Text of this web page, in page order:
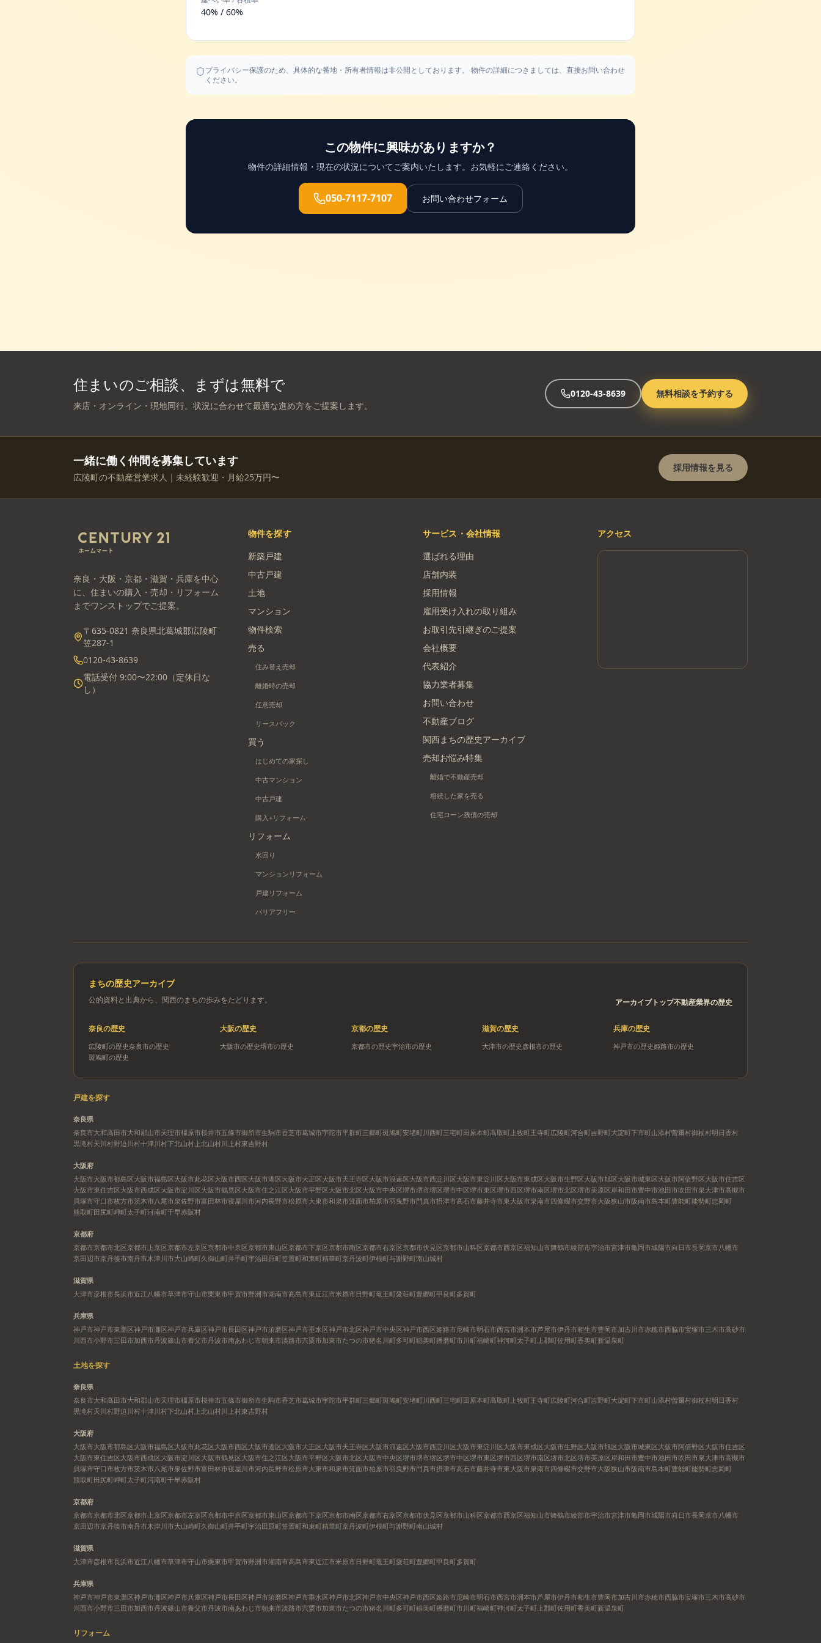
40% / 60%
プライバシー保護のため、具体的な番地・所有者情報は非公開としております。 物件の詳細につきましては、直接お問い合わせ
ください。
この物件に興味がありますか？
物件の詳細情報・現在の状況についてご案内いたします。お気軽にご連絡ください。
050-7117-7107 お問い合わせフォーム
住まいのご相談、まずは無料で
来店・オンライン・現地同行。状況に合わせて最適な進め方をご提案します。
0120-43-8639 無料相談を予約する
一緒に働く仲間を募集しています
広陵町の不動産営業求人｜未経験歓迎・月給25万円〜
採用情報を見る
奈良・大阪・京都・滋賀・兵庫を中心
に、住まいの購入・売却・リフォーム
までワンストップでご提案。
〒635-0821 奈良県北葛城郡広陵町
笠287-1
0120-43-8639
電話受付 9:00〜22:00（定休日な
し）
物件を探す
新築戸建
中古戸建
土地
マンション
物件検索
売る
住み替え売却
離婚時の売却
任意売却
リースバック
買う
はじめての家探し
中古マンション
中古戸建
購入+リフォーム
リフォーム
水回り
マンションリフォーム
戸建リフォーム
バリアフリー
サービス・会社情報
選ばれる理由
店舗内装
採用情報
雇用受け入れの取り組み
お取引先引継ぎのご提案
会社概要
代表紹介
協力業者募集
お問い合わせ
不動産ブログ
関西まちの歴史アーカイブ
売却お悩み特集
離婚で不動産売却
相続した家を売る
住宅ローン残債の売却
アクセス
まちの歴史アーカイブ
公的資料と出典から、関西のまちの歩みをたどります。 アーカイブトップ不動産業界の歴史
奈良の歴史
広陵町の歴史奈良市の歴史
斑鳩町の歴史
大阪の歴史
大阪市の歴史堺市の歴史
京都の歴史
京都市の歴史宇治市の歴史
滋賀の歴史
大津市の歴史 彦根市の歴史
兵庫の歴史
神戸市の歴史姫路市の歴史
戸建を探す
奈良県
奈良市大和高田市大和郡山市天理市橿原市桜井市五條市御所市生駒市香芝市葛城市宇陀市平群町三郷町斑鳩町安堵町川西町三宅町田原本町高取町 上牧町王寺町広陵町河合町吉野町大淀町下市町山添村曽爾村御杖村明日香村
黒滝村天川村野迫川村十津川村下北山村 上北山村川上村東吉野村
大阪府
大阪市大阪市都島区大阪市福島区大阪市此花区大阪市西区大阪市港区大阪市大正区大阪市天王寺区大阪市浪速区大阪市西淀川区大阪市東淀川区大阪市東成区大阪市生野区大阪市旭区大阪市城東区大阪市阿倍野区大阪市住吉区
大阪市東住吉区大阪市西成区大阪市淀川区大阪市鶴見区大阪市住之江区大阪市平野区大阪市北区大阪市中央区堺市堺市堺区堺市中区堺市東区堺市西区堺市南区堺市北区堺市美原区岸和田市豊中市池田市吹田市泉大津市高槻市
貝塚市守口市枚方市茨木市八尾市泉佐野市富田林市寝屋川市河内長野市松原市大東市和泉市箕面市柏原市羽曳野市門真市摂津市高石市藤井寺市東大阪市泉南市四條畷市交野市大阪狭山市阪南市島本町豊能町能勢町忠岡町
熊取町田尻町岬町太子町河南町千早赤阪村
京都府
京都市京都市北区京都市上京区京都市左京区京都市中京区京都市東山区京都市下京区京都市南区京都市右京区京都市伏見区京都市山科区京都市西京区福知山市舞鶴市綾部市宇治市宮津市亀岡市城陽市向日市長岡京市八幡市
京田辺市京丹後市南丹市木津川市大山崎町久御山町井手町宇治田原町笠置町和束町精華町京丹波町伊根町与謝野町南山城村
滋賀県
大津市彦根市長浜市近江八幡市草津市守山市栗東市甲賀市野洲市湖南市高島市東近江市米原市日野町竜王町愛荘町豊郷町甲良町多賀町
兵庫県
神戸市神戸市東灘区神戸市灘区神戸市兵庫区神戸市長田区神戸市須磨区神戸市垂水区神戸市北区神戸市中央区神戸市西区姫路市尼崎市明石市西宮市洲本市芦屋市伊丹市相生市豊岡市加古川市赤穂市西脇市宝塚市三木市高砂市
川西市小野市三田市加西市丹波篠山市養父市丹波市南あわじ市朝来市淡路市宍粟市加東市たつの市猪名川町多可町稲美町播磨町市川町福崎町神河町太子町 上郡町佐用町香美町新温泉町
土地を探す
奈良県
奈良市大和高田市大和郡山市天理市橿原市桜井市五條市御所市生駒市香芝市葛城市宇陀市平群町三郷町斑鳩町安堵町川西町三宅町田原本町高取町 上牧町王寺町広陵町河合町吉野町大淀町下市町山添村曽爾村御杖村明日香村
黒滝村天川村野迫川村十津川村下北山村 上北山村川上村東吉野村
大阪府
大阪市大阪市都島区大阪市福島区大阪市此花区大阪市西区大阪市港区大阪市大正区大阪市天王寺区大阪市浪速区大阪市西淀川区大阪市東淀川区大阪市東成区大阪市生野区大阪市旭区大阪市城東区大阪市阿倍野区大阪市住吉区
大阪市東住吉区大阪市西成区大阪市淀川区大阪市鶴見区大阪市住之江区大阪市平野区大阪市北区大阪市中央区堺市堺市堺区堺市中区堺市東区堺市西区堺市南区堺市北区堺市美原区岸和田市豊中市池田市吹田市泉大津市高槻市
貝塚市守口市枚方市茨木市八尾市泉佐野市富田林市寝屋川市河内長野市松原市大東市和泉市箕面市柏原市羽曳野市門真市摂津市高石市藤井寺市東大阪市泉南市四條畷市交野市大阪狭山市阪南市島本町豊能町能勢町忠岡町
熊取町田尻町岬町太子町河南町千早赤阪村
京都府
京都市京都市北区京都市上京区京都市左京区京都市中京区京都市東山区京都市下京区京都市南区京都市右京区京都市伏見区京都市山科区京都市西京区福知山市舞鶴市綾部市宇治市宮津市亀岡市城陽市向日市長岡京市八幡市
京田辺市京丹後市南丹市木津川市大山崎町久御山町井手町宇治田原町笠置町和束町精華町京丹波町伊根町与謝野町南山城村
滋賀県
大津市彦根市長浜市近江八幡市草津市守山市栗東市甲賀市野洲市湖南市高島市東近江市米原市日野町竜王町愛荘町豊郷町甲良町多賀町
兵庫県
神戸市神戸市東灘区神戸市灘区神戸市兵庫区神戸市長田区神戸市須磨区神戸市垂水区神戸市北区神戸市中央区神戸市西区姫路市尼崎市明石市西宮市洲本市芦屋市伊丹市相生市豊岡市加古川市赤穂市西脇市宝塚市三木市高砂市
川西市小野市三田市加西市丹波篠山市養父市丹波市南あわじ市朝来市淡路市宍粟市加東市たつの市猪名川町多可町稲美町播磨町市川町福崎町神河町太子町 上郡町佐用町香美町新温泉町
リフォーム